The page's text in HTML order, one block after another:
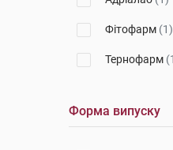
Фітофарм (1)
Тернофарм
Форма випуску